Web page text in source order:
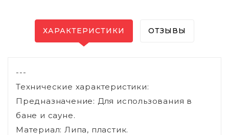
ХАРАКТЕРИСТИКИ ОТЗЫВЫ
---
Технические характеристики:
Предназначение: Для использования в
бане и сауне.
Материал: Липа, пластик.